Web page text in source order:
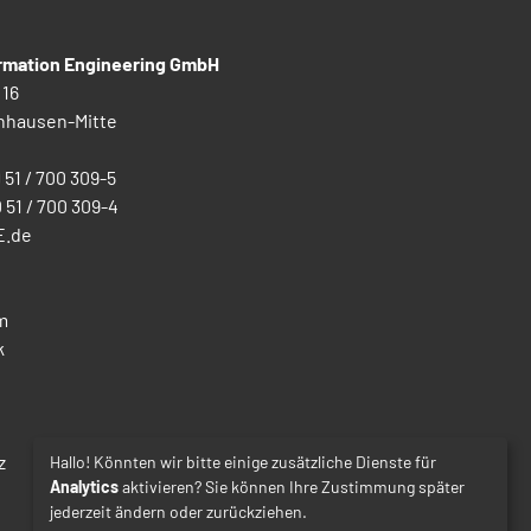
Engineering GmbH
Mitte
51 / 700 309-5
51 / 700 309-4
Hallo! Könnten wir bitte einige zusätzliche Dienste für
Analyticsaktivieren? Sie können Ihre Zustimmung später
jederzeit ändern oder zurückziehen.